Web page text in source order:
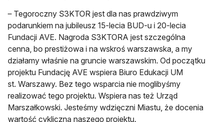
– Tegoroczny S3KTOR jest dla nas prawdziwym
podarunkiem na jubileusz 15-lecia BUD-u i 20-lecia
Fundacji AVE. Nagroda S3KTORA jest szczególna
cenna, bo prestiżowa i na wskroś warszawska, a my
działamy właśnie na gruncie warszawskim. Od początku
projektu Fundację AVE wspiera Biuro Edukacji UM
st. Warszawy. Bez tego wsparcia nie moglibyśmy
realizować tego projektu. Wspiera nas też Urząd
Marszałkowski. Jesteśmy wdzięczni Miastu, że docenia
wartość cykliczną naszego projektu.